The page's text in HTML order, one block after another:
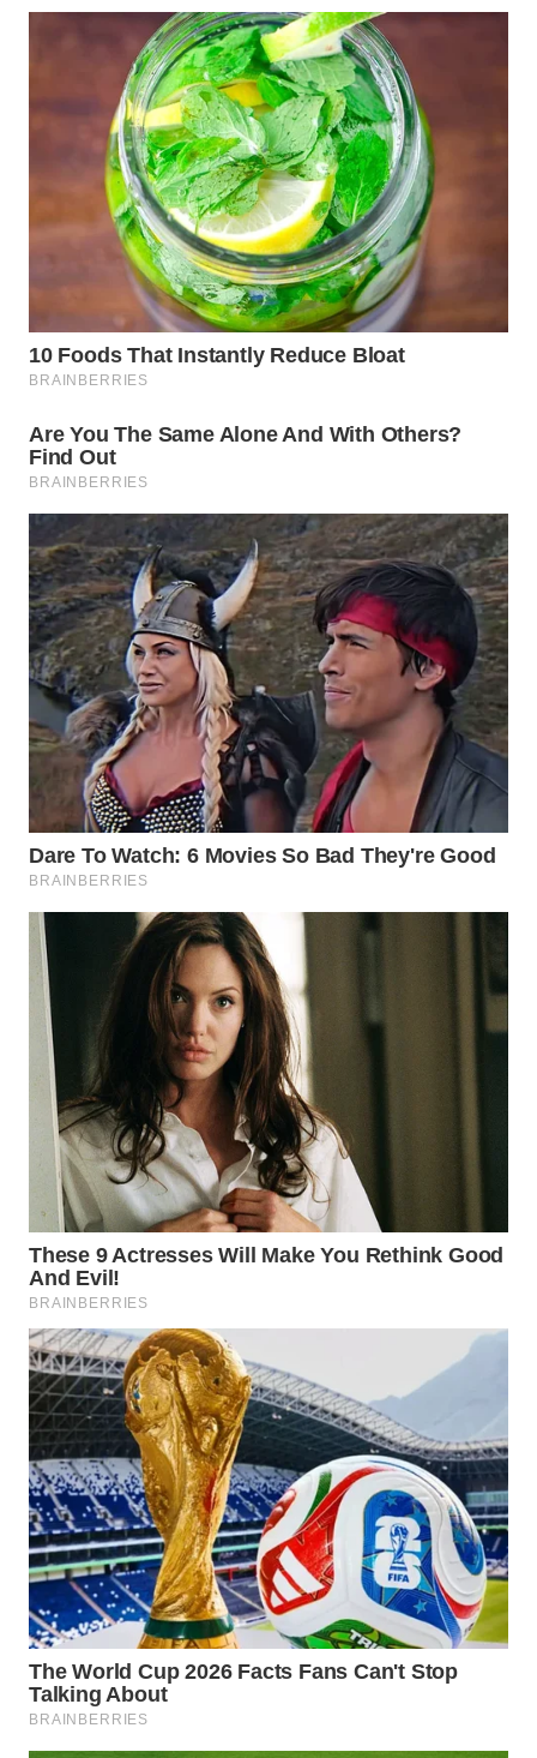
TANJUNG
WN
WN
SIMALUNGUN
LABUHANBATU
WN
TAPANULI
WN DELI
WN
TEBING
TINGGI
WN
PAKPAK
WN
KARAWANG
WN
BEKASI
BOGOR
DEPOK
WN
TAPANULI
UTARA
SAMOSIR
WN
PADANG
LAWAS
WN
SUMEDANG
WN
CIANJUR
WN
KEPULAUAN
SERIBU